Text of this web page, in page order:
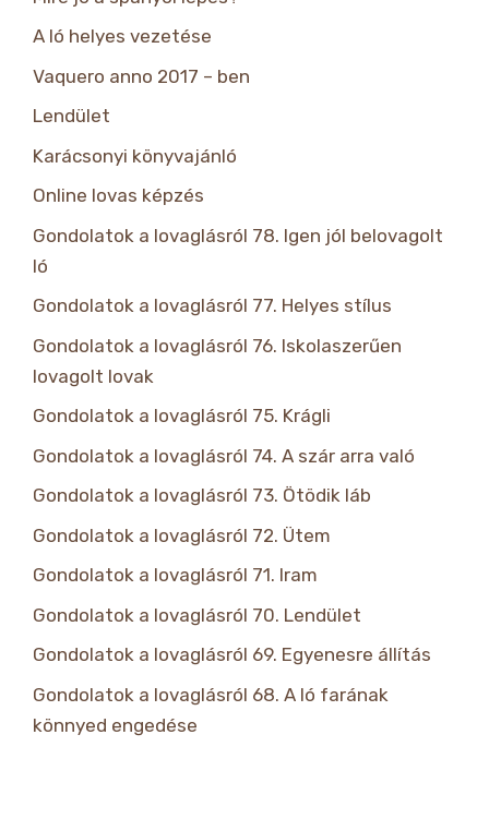
A ló helyes vezetése
Vaquero anno 2017 – ben
Lendület
Karácsonyi könyvajánló
Online lovas képzés
Gondolatok a lovaglásról 78. Igen jól belovagolt
ló
Gondolatok a lovaglásról 77. Helyes stílus
Gondolatok a lovaglásról 76. Iskolaszerűen
lovagolt lovak
Gondolatok a lovaglásról 75. Krágli
Gondolatok a lovaglásról 74. A szár arra való
Gondolatok a lovaglásról 73. Ötödik láb
Gondolatok a lovaglásról 72. Ütem
Gondolatok a lovaglásról 71. Iram
Gondolatok a lovaglásról 70. Lendület
Gondolatok a lovaglásról 69. Egyenesre állítás
Gondolatok a lovaglásról 68. A ló farának
könnyed engedése